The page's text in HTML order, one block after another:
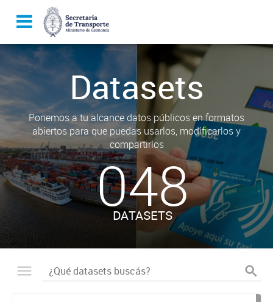
Datasets
Ponemos a tu alcance datos públicos en formatos
abiertos para que puedas usarlos, modificarlos y
compartirlos
048
DATASETS